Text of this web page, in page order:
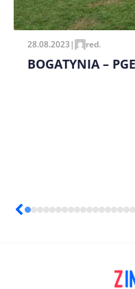
28.08.2023| red.
BOGATYNIA –